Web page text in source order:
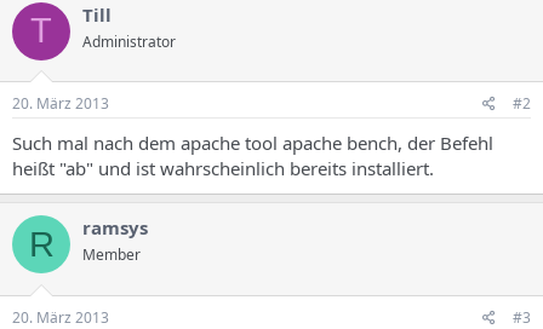
T Till
Administrator
20. März 2013 #2
Such mal nach dem apache tool apache bench, der Befehl
heißt "ab" und ist wahrscheinlich bereits installiert.
R ramsys
Member
20. März 2013 #3